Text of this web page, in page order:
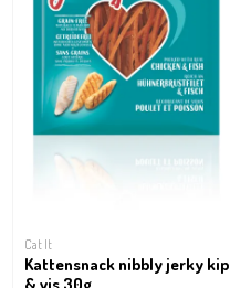
Cat It
Kattensnack nibbly jerky kip